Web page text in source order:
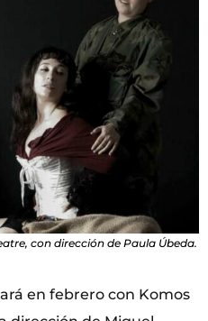
con dirección de Paula Úbeda.
en febrero con Komos